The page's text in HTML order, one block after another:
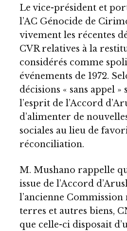
Le vice-président et
l’AC Génocide de
vivement les récentes
CVR relatives à la
considérés comme
événements de 1972.
décisions « sans appel »
l’esprit de l’Accord
d’alimenter de
sociales au lieu de
réconciliation.
M. Mushano rappelle
issue de l’Accord
l’ancienne Commission
terres et autres biens,
que celle-ci disposait